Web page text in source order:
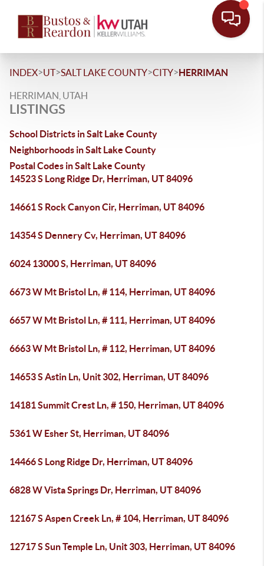
INDEX>UT>SALT LAKE COUNTY>CITY>HERRIMAN
HERRIMAN, UTAH
LISTINGS
School Districts in Salt Lake County
Neighborhoods in Salt Lake County
Postal Codes in Salt Lake County
14523 S Long Ridge Dr, Herriman, UT 84096
14661 S Rock Canyon Cir, Herriman, UT 84096
14354 S Dennery Cv, Herriman, UT 84096
6024 13000 S, Herriman, UT 84096
6673 W Mt Bristol Ln, # 114, Herriman, UT 84096
6657 W Mt Bristol Ln, # 111, Herriman, UT 84096
6663 W Mt Bristol Ln, # 112, Herriman, UT 84096
14653 S Astin Ln, Unit 302, Herriman, UT 84096
14181 Summit Crest Ln, # 150, Herriman, UT 84096
5361 W Esher St, Herriman, UT 84096
14466 S Long Ridge Dr, Herriman, UT 84096
6828 W Vista Springs Dr, Herriman, UT 84096
12167 S Aspen Creek Ln, # 104, Herriman, UT 84096
12717 S Sun Temple Ln, Unit 303, Herriman, UT 84096